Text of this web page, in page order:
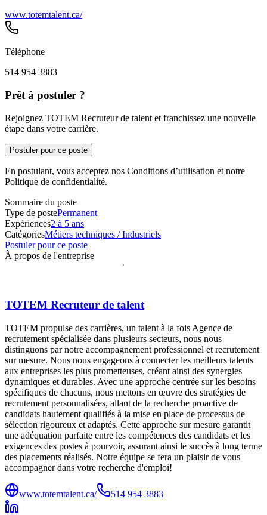
www.totemtalent.ca/
Téléphone
514 954 3883
Prêt à postuler ?
Rejoignez TOTEM Recruteur de talent et franchissez une nouvelle
étape dans votre carrière.
Postuler pour ce poste
En postulant, vous acceptez nos Conditions d’utilisation et notre
Politique de confidentialité.
Sommaire du poste
Type de postePermanent
Expériences2 à 5 ans
CatégoriesMétiers techniques / Industriels
Postuler pour ce poste
À propos de l'entreprise
TOTEM Recruteur de talent
TOTEM propulse des carrières, un talent à la fois Agence de
recrutement spécialisée dans plusieurs secteurs, nous nous
distinguons par notre accompagnement professionnel et recrutement
sur mesure. Nous nous engageons à connecter les meilleurs talents
aux entreprises les plus prometteuses, créant ainsi des synergies
dynamiques et durables. Avec une approche centrée sur les besoins
spécifiques de chacuns, nous mettons en œuvre des stratégies de
recrutement personnalisées, allant de la recherche proactive de
candidats hautement qualifiés à la mise en place de processus de
sélection rigoureux et adaptés. Cette approche sur mesure garantit
une adéquation parfaite entre les compétences des candidats et les
exigences des postes à pourvoir, assurant ainsi le succès à long terme
des placements réalisés. Notre équipe se fera un plaisir de vous
accompagner dans votre recherche d'emploi!
www.totemtalent.ca/ 514 954 3883